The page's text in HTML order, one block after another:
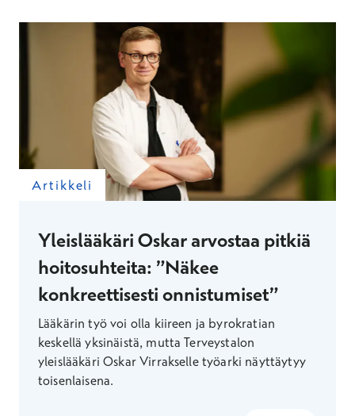
Artikkeli
Yleislääkäri Oskar arvostaa pitkiä
hoitosuhteita: ”Näkee
konkreettisesti onnistumiset”
Lääkärin työ voi olla kiireen ja byrokratian
keskellä yksinäistä, mutta Terveystalon
yleislääkäri Oskar Virrakselle työarki näyttäytyy
toisenlaisena.